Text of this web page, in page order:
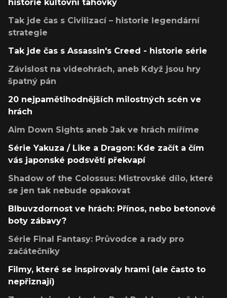
historie kultovní tahovky
Tak jde čas s Civilizací – historie legendární
strategie
Tak jde čas s Assassin's Creed - historie série
Závislost na videohrách, aneb Když jsou hry
špatný pán
20 nejpamětihodnějších milostných scén ve
hrách
Aim Down Sights aneb Jak ve hrách míříme
Série Yakuza / Like a Dragon: Kde začít a čím
vás japonské podsvětí překvapí
Shadow of the Colossus: Mistrovské dílo, které
se jen tak nebude opakovat
Blbuvzdornost ve hrách: Přínos, nebo betonové
boty zábavy?
Série Final Fantasy: Průvodce a rady pro
začátečníky
Filmy, které se inspirovaly hrami (ale často to
nepřiznají)